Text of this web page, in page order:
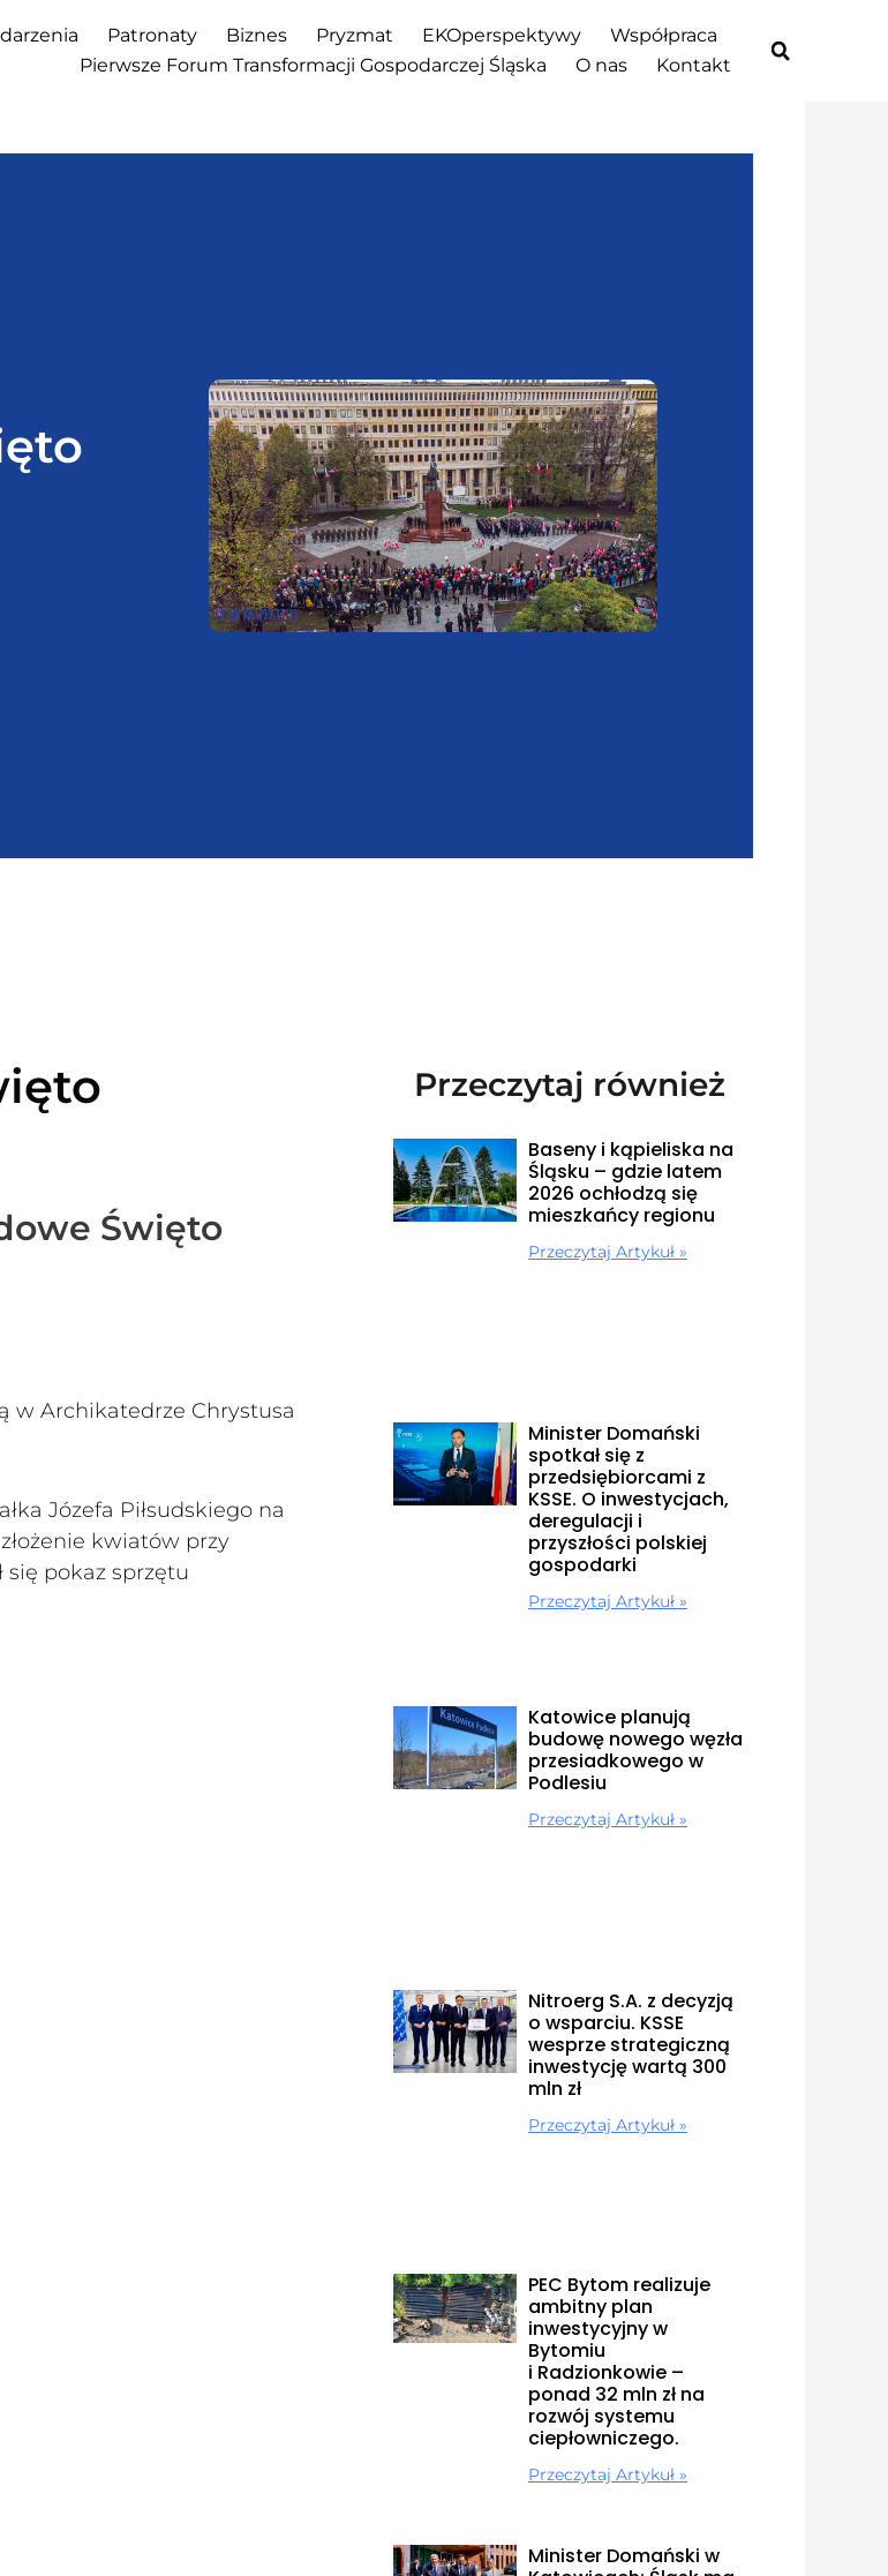
Patronaty Biznes Pryzmat EKOperspektywy
Współpraca
Pierwsze Forum Transformacji Gospodarczej Śląska
O nas Kontakt
Święto
w Archikatedrze Chrystusa
Józefa Piłsudskiego na
kwiatów przy
się pokaz sprzętu
Przeczytaj również
Baseny i kąpieliska na
Śląsku – gdzie latem
2026 ochłodzą się
mieszkańcy regionu
Przeczytaj Artykuł »
Minister Domański
spotkał się z
przedsiębiorcami z
KSSE. O inwestycjach,
deregulacji i
przyszłości polskiej
gospodarki
Przeczytaj Artykuł »
Katowice planują
budowę nowego węzła
przesiadkowego w
Podlesiu
Przeczytaj Artykuł »
Nitroerg S.A. z decyzją
o wsparciu. KSSE
wesprze strategiczną
inwestycję wartą 300
mln zł
Przeczytaj Artykuł »
PEC Bytom realizuje
ambitny plan
inwestycyjny w
Bytomiu
i Radzionkowie –
ponad 32 mln zł na
rozwój systemu
ciepłowniczego.
Przeczytaj Artykuł »
Minister Domański w